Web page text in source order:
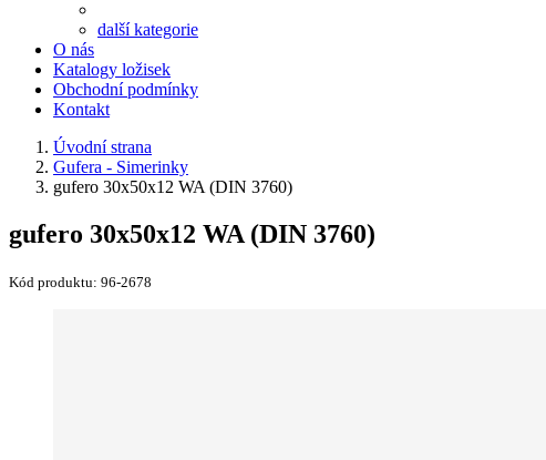
další kategorie
O nás
Katalogy ložisek
Obchodní podmínky
Kontakt
Úvodní strana
Gufera - Simerinky
gufero 30x50x12 WA (DIN 3760)
gufero 30x50x12 WA (DIN 3760)
Kód produktu: 96-2678